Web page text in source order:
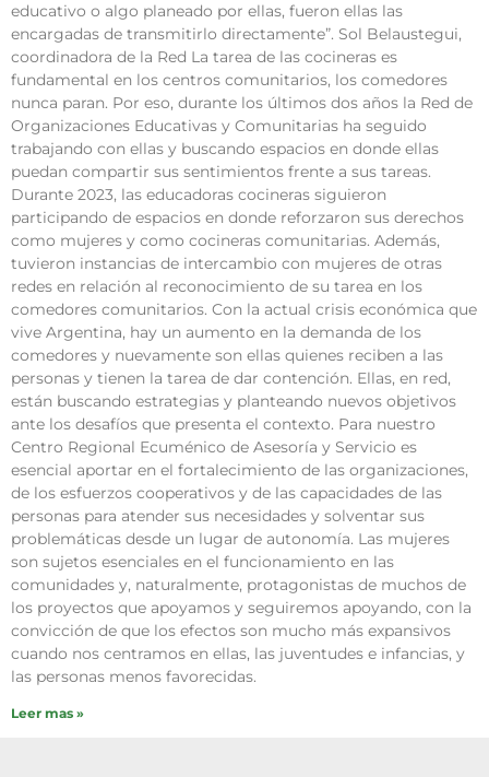
educativo o algo planeado por ellas, fueron ellas las
encargadas de transmitirlo directamente”. Sol Belaustegui,
coordinadora de la Red La tarea de las cocineras es
fundamental en los centros comunitarios, los comedores
nunca paran. Por eso, durante los últimos dos años la Red de
Organizaciones Educativas y Comunitarias ha seguido
trabajando con ellas y buscando espacios en donde ellas
puedan compartir sus sentimientos frente a sus tareas.
Durante 2023, las educadoras cocineras siguieron
participando de espacios en donde reforzaron sus derechos
como mujeres y como cocineras comunitarias. Además,
tuvieron instancias de intercambio con mujeres de otras
redes en relación al reconocimiento de su tarea en los
comedores comunitarios. Con la actual crisis económica que
vive Argentina, hay un aumento en la demanda de los
comedores y nuevamente son ellas quienes reciben a las
personas y tienen la tarea de dar contención. Ellas, en red,
están buscando estrategias y planteando nuevos objetivos
ante los desafíos que presenta el contexto. Para nuestro
Centro Regional Ecuménico de Asesoría y Servicio es
esencial aportar en el fortalecimiento de las organizaciones,
de los esfuerzos cooperativos y de las capacidades de las
personas para atender sus necesidades y solventar sus
problemáticas desde un lugar de autonomía. Las mujeres
son sujetos esenciales en el funcionamiento en las
comunidades y, naturalmente, protagonistas de muchos de
los proyectos que apoyamos y seguiremos apoyando, con la
convicción de que los efectos son mucho más expansivos
cuando nos centramos en ellas, las juventudes e infancias, y
las personas menos favorecidas.
Leer mas »